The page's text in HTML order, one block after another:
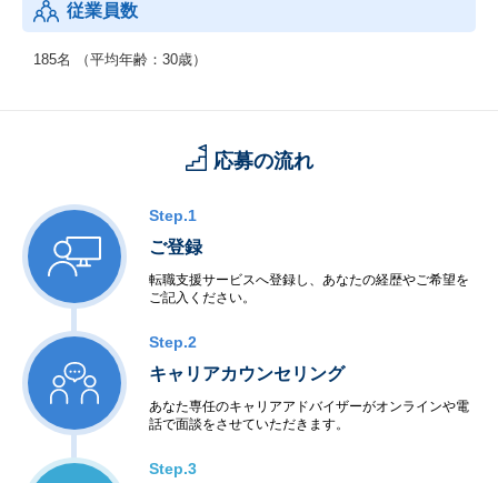
従業員数
185名 （平均年齢：30歳）
応募の流れ
Step.1
ご登録
転職支援サービスへ登録し、あなたの経歴やご希望を
ご記入ください。
Step.2
キャリアカウンセリング
あなた専任のキャリアアドバイザーがオンラインや電
話で面談をさせていただきます。
Step.3